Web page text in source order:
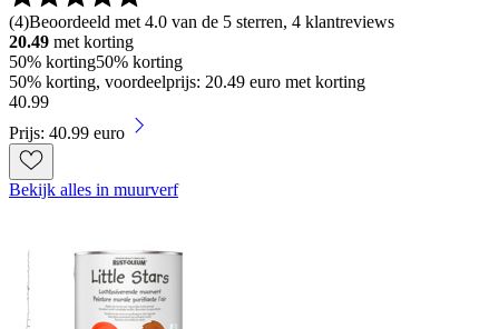
(4)Beoordeeld met 4.0 van de 5 sterren, 4 klantreviews
20.49 met korting
50% korting50% korting
50% korting, voordeelprijs: 20.49 euro met korting
40.99
Prijs: 40.99 euro
Bekijk alles in muurverf